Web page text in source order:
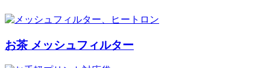
お茶 メッシュフィルター